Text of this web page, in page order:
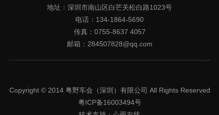
地址：深圳市南山区白芒关松白路1023号
电话：134-1864-5690
传真：0755-8637 4057
邮箱：284507828@qq.com
Copyright © 2014 粤野车会（深圳）有限公司 All Rights Reserved
粤ICP备16003494号